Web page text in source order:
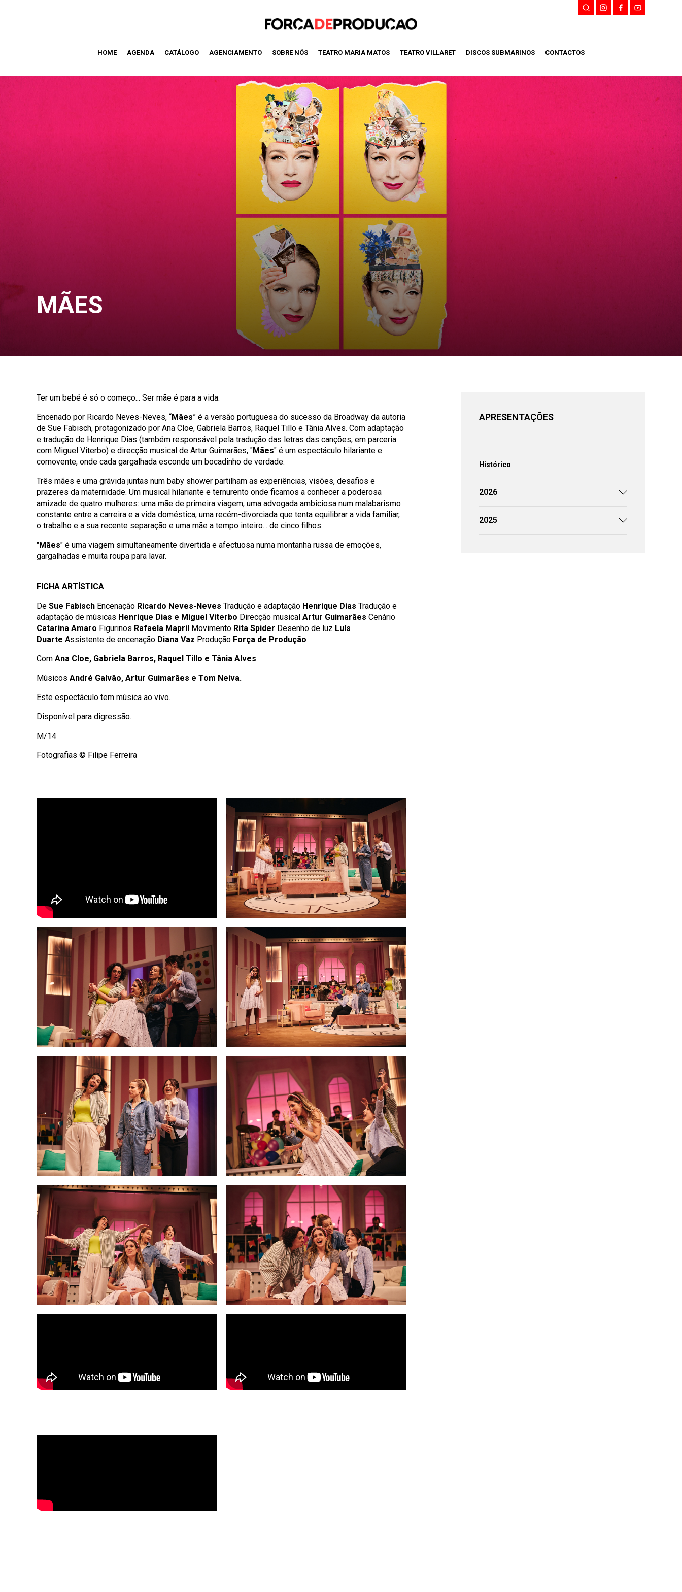
HOME AGENDA CATÁLOGO AGENCIAMENTO SOBRE NÓS TEATRO MARIA MATOS TEATRO VILLARET DISCOS SUBMARINOS CONTACTOS
MÃES
Ter um bebé é só o começo... Ser mãe é para a vida.
Encenado por Ricardo Neves-Neves, “Mães” é a versão portuguesa do sucesso da Broadway da autoria
de Sue Fabisch, protagonizado por Ana Cloe, Gabriela Barros, Raquel Tillo e Tânia Alves. Com adaptação
e tradução de Henrique Dias (também responsável pela tradução das letras das canções, em parceria
com Miguel Viterbo) e direcção musical de Artur Guimarães, "Mães" é um espectáculo hilariante e
comovente, onde cada gargalhada esconde um bocadinho de verdade.
Três mães e uma grávida juntas num baby shower partilham as experiências, visões, desafios e
prazeres da maternidade. Um musical hilariante e ternurento onde ficamos a conhecer a poderosa
amizade de quatro mulheres: uma mãe de primeira viagem, uma advogada ambiciosa num malabarismo
constante entre a carreira e a vida doméstica, uma recém-divorciada que tenta equilibrar a vida familiar,
o trabalho e a sua recente separação e uma mãe a tempo inteiro... de cinco filhos.
"Mães" é uma viagem simultaneamente divertida e afectuosa numa montanha russa de emoções,
gargalhadas e muita roupa para lavar.
FICHA ARTÍSTICA
De Sue Fabisch Encenação Ricardo Neves-Neves Tradução e adaptação Henrique Dias Tradução e
adaptação de músicas Henrique Dias e Miguel Viterbo Direcção musical Artur Guimarães Cenário
Catarina Amaro Figurinos Rafaela Mapril Movimento Rita Spider Desenho de luz Luís
Duarte Assistente de encenação Diana Vaz Produção Força de Produção
Com Ana Cloe, Gabriela Barros, Raquel Tillo e Tânia Alves
Músicos André Galvão, Artur Guimarães e Tom Neiva.
Este espectáculo tem música ao vivo.
Disponível para digressão.
M/14
Fotografias © Filipe Ferreira
APRESENTAÇÕES
Histórico
2026
2025